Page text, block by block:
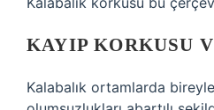
KAYIP KORKUSU
Kalabalık ortamlarda